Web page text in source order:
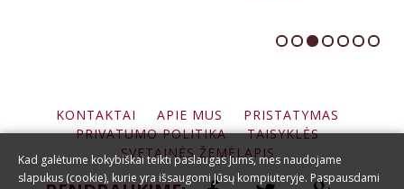
KONTAKTAI APIE MUS
PRISTATYMAS
PRIVATUMO POLITIKA
TAISYKLĖS
SVETAINĖS ŽEMĖLAPIS
Kad galėtume kokybiškai teikti paslaugas Jums, mes naudojame
slapukus (cookie), kurie yra išsaugomi Jūsų kompiuteryje. Paspausdami